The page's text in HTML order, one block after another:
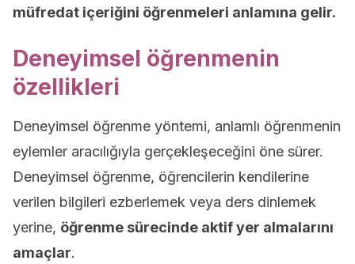
müfredat içeriğini öğrenmeleri anlamına gelir.
Deneyimsel öğrenmenin
özellikleri
Deneyimsel öğrenme yöntemi, anlamlı öğrenmenin
eylemler aracılığıyla gerçekleşeceğini öne sürer.
Deneyimsel öğrenme, öğrencilerin kendilerine
verilen bilgileri ezberlemek veya ders dinlemek
yerine, öğrenme sürecinde aktif yer almalarını
amaçlar.